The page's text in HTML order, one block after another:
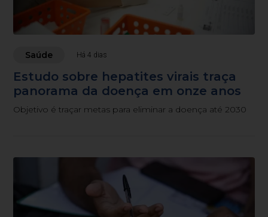
Saúde Há 4 dias
Estudo sobre hepatites virais traça
panorama da doença em onze anos
Objetivo é traçar metas para eliminar a doença até 2030